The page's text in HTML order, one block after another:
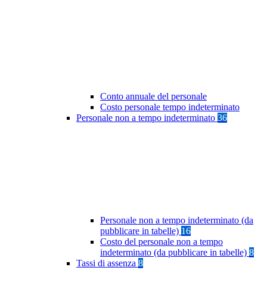
Conto annuale del personale
Costo personale tempo indeterminato
Personale non a tempo indeterminato 36
Personale non a tempo indeterminato (da
pubblicare in tabelle) 16
Costo del personale non a tempo
indeterminato (da pubblicare in tabelle) 8
Tassi di assenza 8